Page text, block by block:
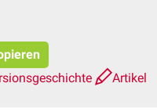
Artikel